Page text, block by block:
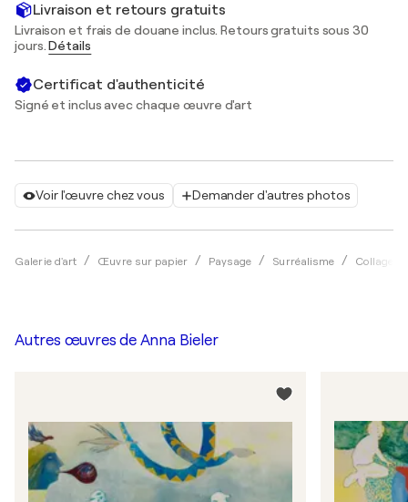
Voir l'œuvre chez vous Demander d'autres photos
Galerie d'art Œuvre sur papier Paysage Surréalisme Collage
Livraison et retours gratuits
Livraison et frais de douane inclus. Retours gratuits sous 30
jours.Détails
Certificat d'authenticité
Signé et inclus avec chaque œuvre d'art
Autres œuvres de Anna Bieler